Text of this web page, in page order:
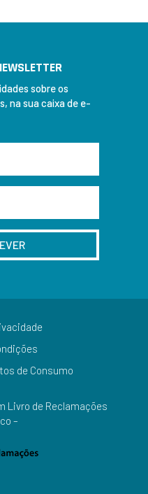
sobre os
na sua caixa de e-
de Consumo
Livro de Reclamações
–